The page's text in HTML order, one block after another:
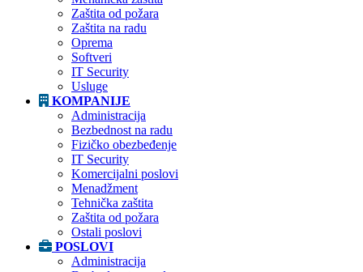
Zaštita od požara
Zaštita na radu
Oprema
Softveri
IT Security
Usluge
KOMPANIJE
Administracija
Bezbednost na radu
Fizičko obezbeđenje
IT Security
Komercijalni poslovi
Menadžment
Tehnička zaštita
Zaštita od požara
Ostali poslovi
POSLOVI
Administracija